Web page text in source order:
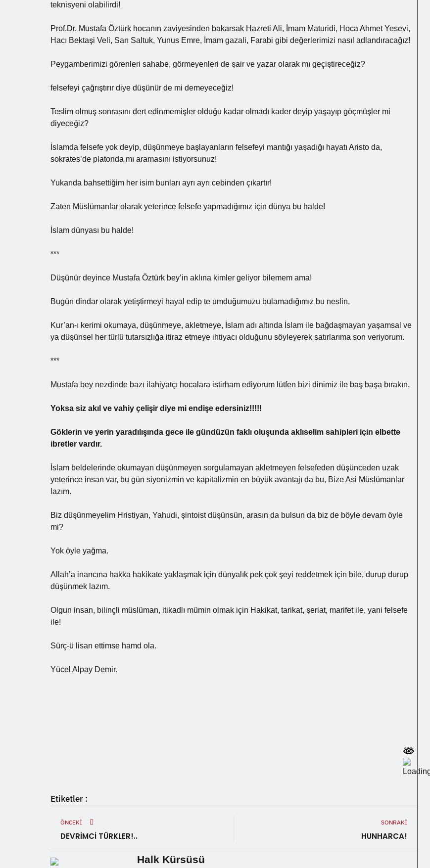
teknisyeni olabilirdi!
Prof.Dr. Mustafa Öztürk hocanın zaviyesinden bakarsak Hazreti Ali, İmam Maturidi, Hoca Ahmet Yesevi,
Hacı Bektaşi Veli, Sarı Saltuk, Yunus Emre, İmam gazali, Farabi gibi değerlerimizi nasıl adlandıracağız!
Peygamberimizi görenleri sahabe, görmeyenleri de şair ve yazar olarak mı geçiştireceğiz?
felsefeyi çağrıştırır diye düşünür de mi demeyeceğiz!
Teslim olmuş sonrasını dert edinmemişler olduğu kadar olmadı kader deyip yaşayıp göçmüşler mi
diyeceğiz?
İslamda felsefe yok deyip, düşünmeye başlayanların felsefeyi mantığı yaşadığı hayatı Aristo da,
sokrates’de platonda mı aramasını istiyorsunuz!
Yukarıda bahsettiğim her isim bunları ayrı ayrı cebinden çıkartır!
Zaten Müslümanlar olarak yeterince felsefe yapmadığımız için dünya bu halde!
İslam dünyası bu halde!
***
Düşünür deyince Mustafa Öztürk bey’in aklına kimler geliyor bilemem ama!
Bugün dindar olarak yetiştirmeyi hayal edip te umduğumuzu bulamadığımız bu neslin,
Kur’an-ı kerimi okumaya, düşünmeye, akletmeye, İslam adı altında İslam ile bağdaşmayan yaşamsal ve
ya düşünsel her türlü tutarsızlığa itiraz etmeye ihtiyacı olduğunu söyleyerek satırlarıma son veriyorum.
***
Mustafa bey nezdinde bazı ilahiyatçı hocalara istirham ediyorum lütfen bizi dinimiz ile baş başa bırakın.
Yoksa siz akıl ve vahiy çelişir diye mi endişe edersiniz!!!!!
Göklerin ve yerin yaradılışında gece ile gündüzün faklı oluşunda aklıselim sahipleri için elbette
ibretler vardır.
İslam beldelerinde okumayan düşünmeyen sorgulamayan akletmeyen felsefeden düşünceden uzak
yeterince insan var, bu gün siyonizmin ve kapitalizmin en büyük avantajı da bu, Bize Asi Müslümanlar
lazım.
Biz düşünmeyelim Hristiyan, Yahudi, şintoist düşünsün, arasın da bulsun da biz de böyle devam öyle
mi?
Yok öyle yağma.
Allah’a inancına hakka hakikate yaklaşmak için dünyalık pek çok şeyi reddetmek için bile, durup durup
düşünmek lazım.
Olgun insan, bilinçli müslüman, itikadlı mümin olmak için Hakikat, tarikat, şeriat, marifet ile, yani felsefe
ile!
Sürç-ü lisan ettimse hamd ola.
Yücel Alpay Demir.
Etiketler :
ÖNCEKI
DEVRİMCİ TÜRKLER!..
SONRAKI
HUNHARCA!
Halk Kürsüsü